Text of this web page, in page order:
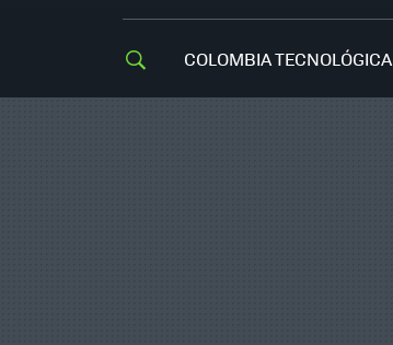
COLOMBIA TECNOLÓGICA